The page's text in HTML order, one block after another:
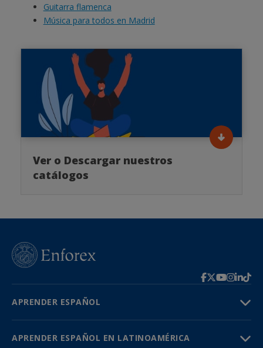
Guitarra flamenca
Música para todos en Madrid
Ver o Descargar nuestros
catálogos
APRENDER ESPAÑOL
APRENDER ESPAÑOL EN LATINOAMÉRICA